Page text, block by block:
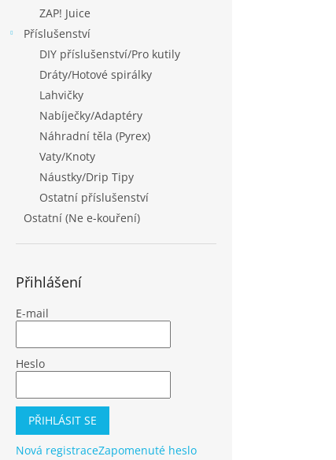
ZAP! Juice
Příslušenství
DIY příslušenství/Pro kutily
Dráty/Hotové spirálky
Lahvičky
Nabíječky/Adaptéry
Náhradní těla (Pyrex)
Vaty/Knoty
Náustky/Drip Tipy
Ostatní příslušenství
Ostatní (Ne e-kouření)
Přihlášení
E-mail
Heslo
PŘIHLÁSIT SE
Nová registraceZapomenuté heslo